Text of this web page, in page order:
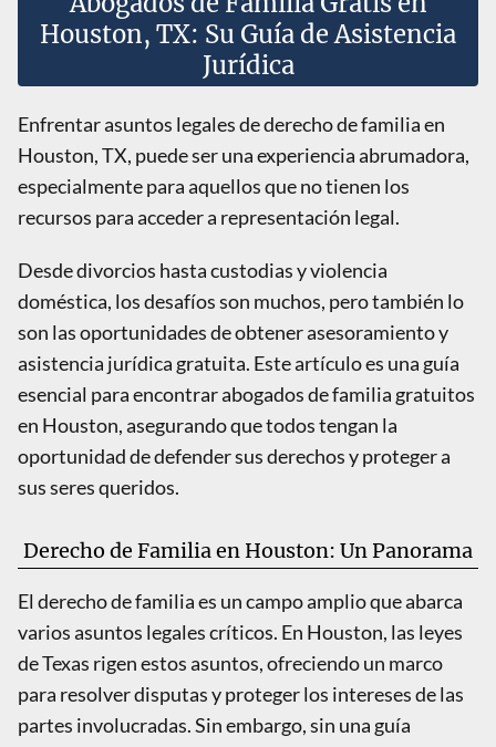
Houston, TX: Su Guía de Asistencia
Jurídica
Enfrentar asuntos legales de derecho de familia en
Houston, TX, puede ser una experiencia abrumadora,
especialmente para aquellos que no tienen los
recursos para acceder a representación legal.
Desde divorcios hasta custodias y violencia
doméstica, los desafíos son muchos, pero también lo
son las oportunidades de obtener asesoramiento y
asistencia jurídica gratuita. Este artículo es una guía
esencial para encontrar abogados de familia gratuitos
en Houston, asegurando que todos tengan la
oportunidad de defender sus derechos y proteger a
sus seres queridos.
Derecho de Familia en Houston: Un Panorama
El derecho de familia es un campo amplio que abarca
varios asuntos legales críticos. En Houston, las leyes
de Texas rigen estos asuntos, ofreciendo un marco
para resolver disputas y proteger los intereses de las
partes involucradas. Sin embargo, sin una guía